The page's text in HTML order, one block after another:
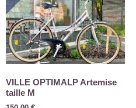
VILLE OPTIMALP Artemise
taille M